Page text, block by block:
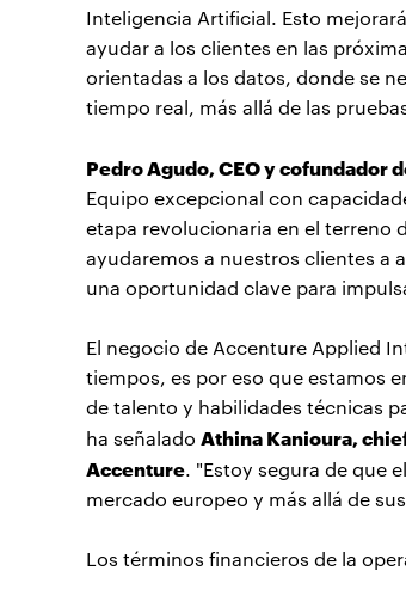
Inteligencia Artificial. Esto
ayudar a los clientes en las
orientadas a los datos, donde se
tiempo real, más allá de las
Pedro Agudo, CEO y cofundador
Equipo excepcional con
etapa revolucionaria en el terreno
ayudaremos a nuestros clientes a
una oportunidad clave para
El negocio de Accenture Applied
tiempos, es por eso que estamos
de talento y habilidades técnicas
ha señalado Athina Kanioura,
Accenture. "Estoy segura de que
mercado europeo y más allá de
Los términos financieros de la